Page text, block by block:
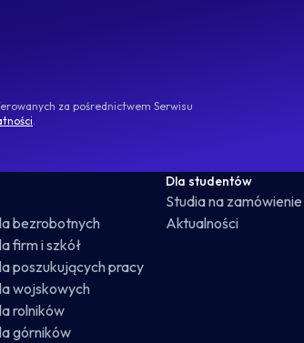
za pośrednictwem Serwisu
.
bezrobotnych
firm i szkół
poszukujących pracy
wojskowych
rolników
górników
Dla studentów
Studia na zamówienie
Aktualności